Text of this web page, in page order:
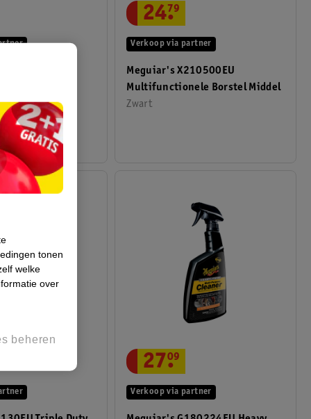
Meguiar's X210500EU
Multifunctionele Borstel Middel
Zwart
Verkoop via partner
24.
79
Verkoop via partner
27.
09
tonen
welke
over
beheren